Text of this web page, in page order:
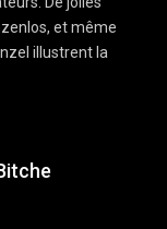
et même
illustrent la